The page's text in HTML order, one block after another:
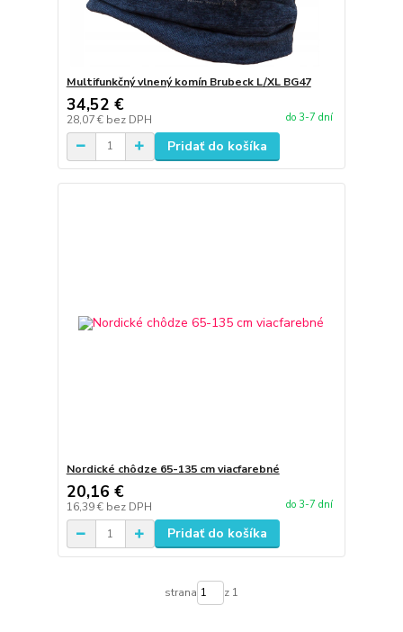
Multifunkčný vlnený komín Brubeck L/XL BG47
34,52 €
28,07 € bez DPH do 3-7 dní
Pridať do košíka
Nordické chôdze 65-135 cm viacfarebné
20,16 €
16,39 € bez DPH do 3-7 dní
Pridať do košíka
strana z 1